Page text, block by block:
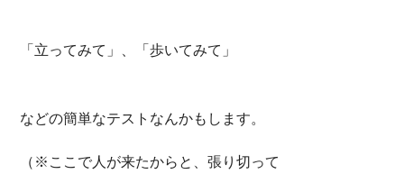
「立ってみて」、「歩いてみて」
などの簡単なテストなんかもします。
（※ここで人が来たからと、張り切って